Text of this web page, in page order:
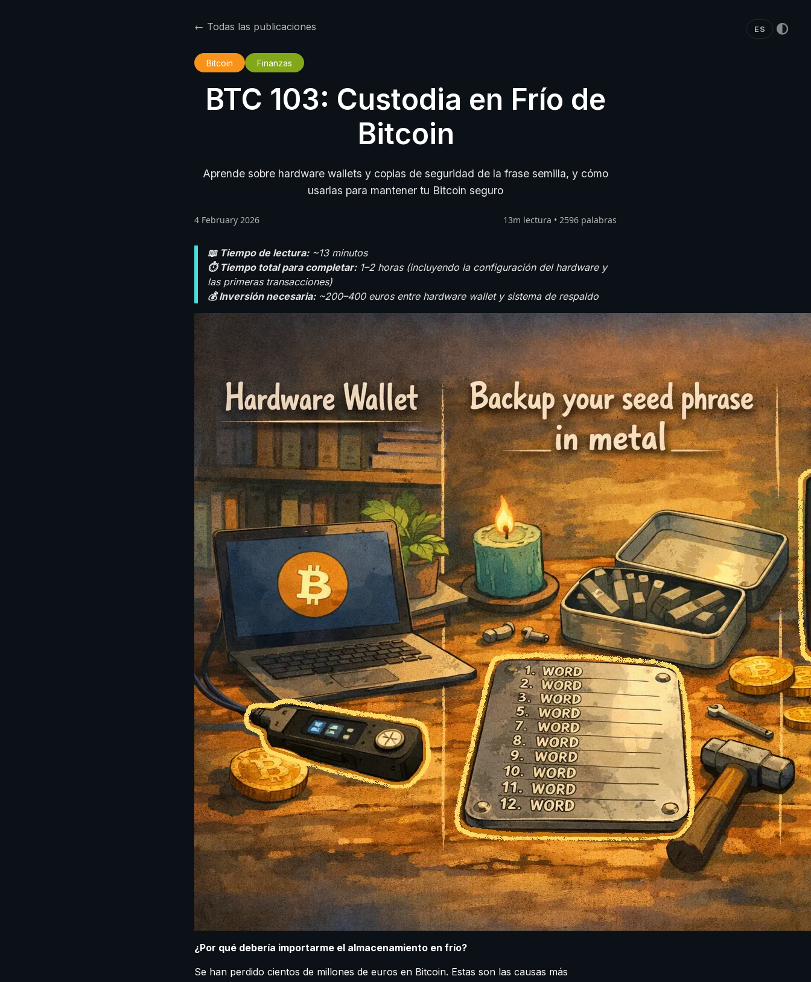
ES
← Todas las publicaciones
Bitcoin Finanzas
BTC 103: Custodia en Frío de
Bitcoin
Aprende sobre hardware wallets y copias de seguridad de la frase semilla, y cómo
usarlas para mantener tu Bitcoin seguro
4 February 2026 13m lectura • 2596 palabras
📖 Tiempo de lectura:~13 minutos
⏱️ Tiempo total para completar:1–2 horas (incluyendo la configuración del hardware y
las primeras transacciones)
💰 Inversión necesaria:~200–400 euros entre hardware wallet y sistema de respaldo
¿Por qué debería importarme el almacenamiento en frío?
Se han perdido cientos de millones de euros en Bitcoin. Estas son las causas más